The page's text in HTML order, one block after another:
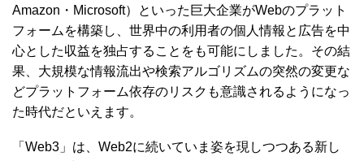
Amazon・Microsoft）といった巨大企業がWebのプラット
フォームを構築し、世界中の利用者の個人情報と広告を中
心とした収益を独占することをも可能にしました。その結
果、大規模な情報流出や検索アルゴリズムの突然の変更な
どプラットフォーム依存のリスクも意識されるようになっ
た時代だといえます。
「Web3」は、Web2に続いていま姿を現しつつある新し